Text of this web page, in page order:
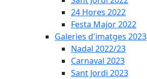
24 Hores 2022
Festa Major 2022
Galeries d'imatges 2023
Nadal 2022/23
Carnaval 2023
Sant Jordi 2023